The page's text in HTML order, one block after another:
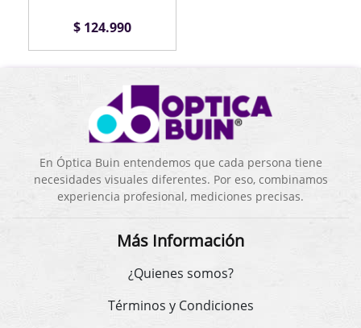
$ 124.990
En Óptica Buin entendemos que cada persona tiene
necesidades visuales diferentes. Por eso, combinamos
experiencia profesional, mediciones precisas.
Más Información
¿Quienes somos?
Términos y Condiciones